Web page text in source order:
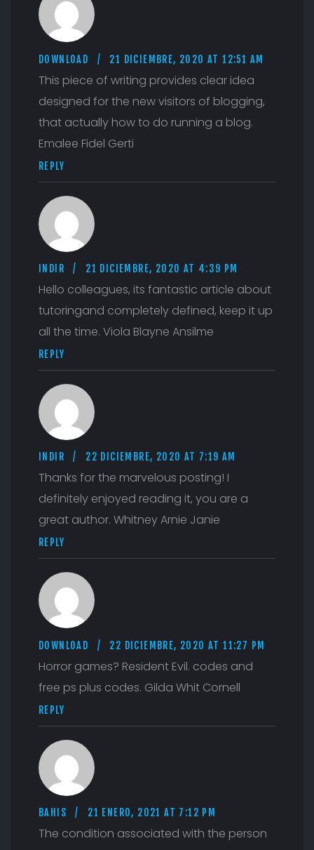
DOWNLOAD 21 DICIEMBRE, 2020 AT 12:51 AM
This piece of writing provides clear idea
designed for the new visitors of blogging,
that actually how to do running a blog.
Emalee Fidel Gerti
REPLY
INDIR 21 DICIEMBRE, 2020 AT 4:39 PM
Hello colleagues, its fantastic article about
tutoringand completely defined, keep it up
all the time. Viola Blayne Ansilme
REPLY
INDIR 22 DICIEMBRE, 2020 AT 7:19 AM
Thanks for the marvelous posting! I
definitely enjoyed reading it, you are a
great author. Whitney Arnie Janie
REPLY
DOWNLOAD 22 DICIEMBRE, 2020 AT 11:27 PM
Horror games? Resident Evil. codes and
free ps plus codes. Gilda Whit Cornell
REPLY
BAHIS 21 ENERO, 2021 AT 7:12 PM
The condition associated with the person